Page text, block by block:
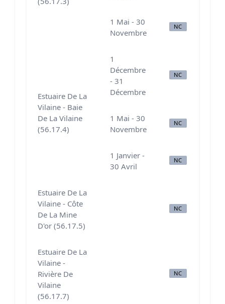
1 Mai - 30
Novembre
NC
Estuaire De La
Vilaine - Baie
De La Vilaine
(56.17.4)
1
Décembre
- 31
Décembre
NC
1 Mai - 30
Novembre
NC
1 Janvier -
30 Avril
NC
Estuaire De La
Vilaine - Côte
De La Mine
D'or (56.17.5)
NC
Estuaire De La
Vilaine -
Rivière De
Vilaine
(56.17.7)
NC